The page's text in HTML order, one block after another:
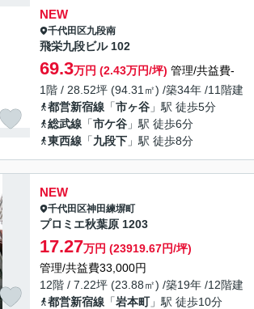
NEW
千代田区九段南
飛栄九段ビル 102
69.3万円 (2.43万円/坪) 管理/共益費-
1階 / 28.52坪 (94.31㎡) /築34年 /11階建
都営新宿線 「市ヶ谷 」駅 徒歩5分
総武線 「市ケ谷 」駅 徒歩6分
東西線 「九段下 」駅 徒歩8分
NEW
千代田区神田練塀町
プロミエ秋葉原 1203
17.27万円 (23919.67円/坪)
管理/共益費33,000円
12階 / 7.22坪 (23.88㎡) /築19年 /12階建
都営新宿線 「岩本町」駅 徒歩10分